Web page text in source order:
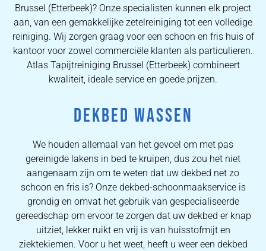
Brussel (Etterbeek)? Onze specialisten kunnen elk project
aan, van een gemakkelijke zetelreiniging tot een volledige
reiniging. Wij zorgen graag voor een schoon en fris huis of
kantoor voor zowel commerciële klanten als particulieren.
Atlas Tapijtreiniging Brussel (Etterbeek) combineert
kwaliteit, ideale service en goede prijzen.
DEKBED WASSEN
We houden allemaal van het gevoel om met pas
gereinigde lakens in bed te kruipen, dus zou het niet
aangenaam zijn om te weten dat uw dekbed net zo
schoon en fris is? Onze dekbed-schoonmaakservice is
grondig en omvat het gebruik van gespecialiseerde
gereedschap om ervoor te zorgen dat uw dekbed er knap
uitziet, lekker ruikt en vrij is van huisstofmijt en
ziektekiemen. Voor u het weet, heeft u weer een dekbed